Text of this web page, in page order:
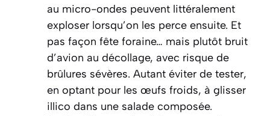
au micro-ondes peuvent littéralement
exploser lorsqu’on les perce ensuite. Et
pas façon fête foraine… mais plutôt bruit
d’avion au décollage, avec risque de
brûlures sévères. Autant éviter de tester,
en optant pour les œufs froids, à glisser
illico dans une salade composée.